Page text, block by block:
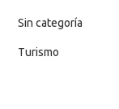
Sin categoría
Turismo